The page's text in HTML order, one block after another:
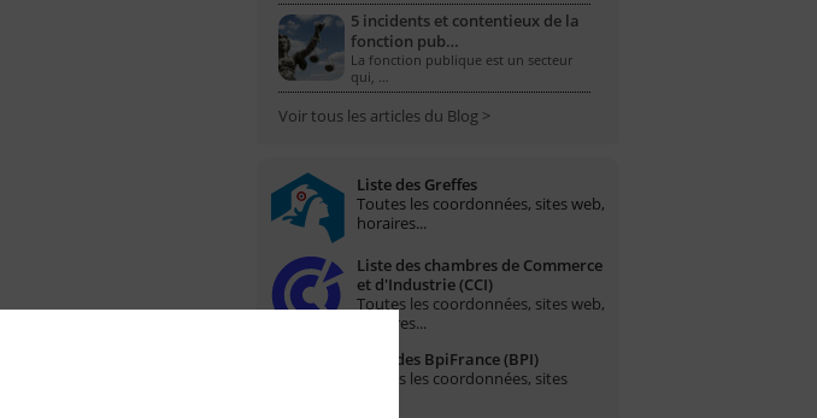
5 incidents et contentieux de la
fonction pub…
La fonction publique est un secteur
qui, …
Voir tous les articles du Blog >
Liste des Greffes
Toutes les coordonnées, sites web,
horaires...
Liste des chambres de Commerce
et d'Industrie (CCI)
Toutes les coordonnées, sites web,
horaires...
Liste des BpiFrance (BPI)
Toutes les coordonnées, sites